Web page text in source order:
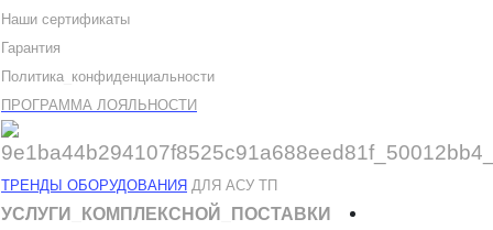
Наши сертификаты
Гарантия
Политика конфиденциальности
ПРОГРАММА ЛОЯЛЬНОСТИ
ТРЕНДЫ ОБОРУДОВАНИЯ ДЛЯ АСУ ТП
УСЛУГИ КОМПЛЕКСНОЙ ПОСТАВКИ